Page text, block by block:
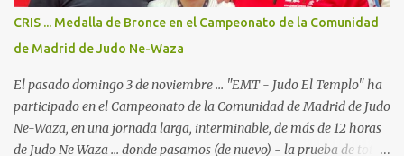
Goshin Jutsu y Koshiki No Kata ("Las formas antiguas") ... que por
primera vez está incluido en el programa oficial de los
campeonatos continentales, y ya está oficialmente incluido...
CRIS ... Medalla de Bronce en el Campeonato de la Comunidad
de Madrid de Judo Ne-Waza
El pasado domingo 3 de noviembre ... "EMT - Judo El Templo" ha
participado en el Campeonato de la Comunidad de Madrid de Judo
Ne-Waza, en una jornada larga, interminable, de más de 12 horas
de Judo Ne Waza ... donde pasamos (de nuevo) - la prueba de total